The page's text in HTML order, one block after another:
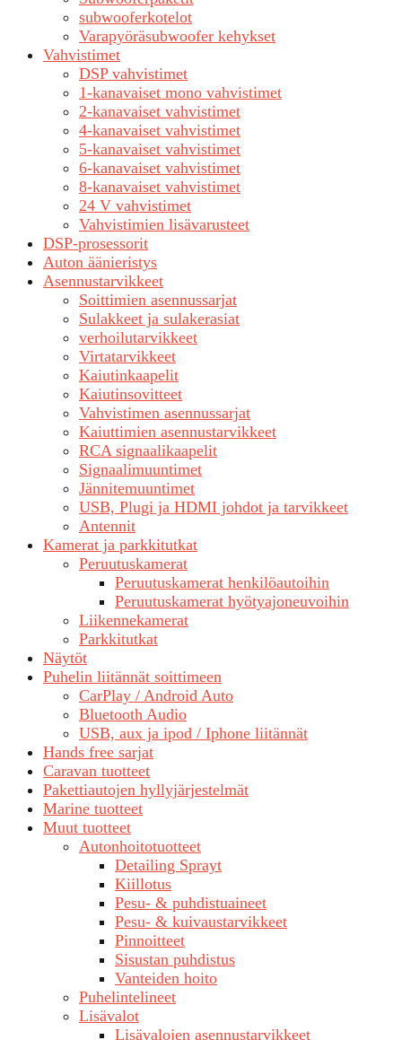
subwooferkotelot
Varapyöräsubwoofer kehykset
Vahvistimet
DSP vahvistimet
1-kanavaiset mono vahvistimet
2-kanavaiset vahvistimet
4-kanavaiset vahvistimet
5-kanavaiset vahvistimet
6-kanavaiset vahvistimet
8-kanavaiset vahvistimet
24 V vahvistimet
Vahvistimien lisävarusteet
DSP-prosessorit
Auton äänieristys
Asennustarvikkeet
Soittimien asennussarjat
Sulakkeet ja sulakerasiat
verhoilutarvikkeet
Virtatarvikkeet
Kaiutinkaapelit
Kaiutinsovitteet
Vahvistimen asennussarjat
Kaiuttimien asennustarvikkeet
RCA signaalikaapelit
Signaalimuuntimet
Jännitemuuntimet
USB, Plugi ja HDMI johdot ja tarvikkeet
Antennit
Kamerat ja parkkitutkat
Peruutuskamerat
Peruutuskamerat henkilöautoihin
Peruutuskamerat hyötyajoneuvoihin
Liikennekamerat
Parkkitutkat
Näytöt
Puhelin liitännät soittimeen
CarPlay / Android Auto
Bluetooth Audio
USB, aux ja ipod / Iphone liitännät
Hands free sarjat
Caravan tuotteet
Pakettiautojen hyllyjärjestelmät
Marine tuotteet
Muut tuotteet
Autonhoitotuotteet
Detailing Sprayt
Kiillotus
Pesu- & puhdistuaineet
Pesu- & kuivaustarvikkeet
Pinnoitteet
Sisustan puhdistus
Vanteiden hoito
Puhelintelineet
Lisävalot
Lisävalojen asennustarvikkeet